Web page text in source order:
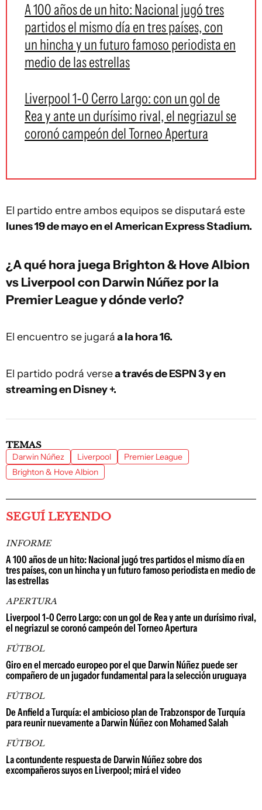
A 100 años de un hito: Nacional jugó tres
partidos el mismo día en tres países, con
un hincha y un futuro famoso periodista en
medio de las estrellas
Liverpool 1-0 Cerro Largo: con un gol de
Rea y ante un durísimo rival, el negriazul se
coronó campeón del Torneo Apertura
El partido entre ambos equipos se disputará este
lunes 19 de mayo en el American Express Stadium.
¿A qué hora juega Brighton & Hove Albion
vs Liverpool con Darwin Núñez por la
Premier League y dónde verlo?
El encuentro se jugaráa la hora 16.
El partido podrá versea través de ESPN 3 y en
streaming en Disney +.
TEMAS
Darwin Núñez Liverpool
Premier League
Brighton & Hove Albion
SEGUÍ LEYENDO
INFORME
A 100 años de un hito: Nacional jugó tres partidos el mismo día en
tres países, con un hincha y un futuro famoso periodista en medio de
las estrellas
APERTURA
Liverpool 1-0 Cerro Largo: con un gol de Rea y ante un durísimo rival,
el negriazul se coronó campeón del Torneo Apertura
FÚTBOL
Giro en el mercado europeo por el que Darwin Núñez puede ser
compañero de un jugador fundamental para la selección uruguaya
FÚTBOL
De Anfield a Turquía: el ambicioso plan de Trabzonspor de Turquía
para reunir nuevamente a Darwin Núñez con Mohamed Salah
FÚTBOL
La contundente respuesta de Darwin Núñez sobre dos
excompañeros suyos en Liverpool; mirá el video